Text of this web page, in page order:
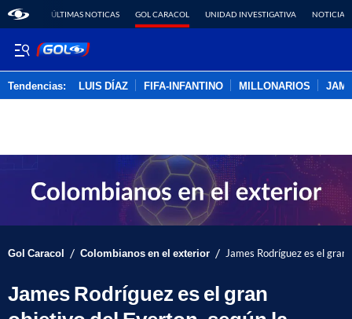
ÚLTIMAS NOTICAS GOL CARACOL UNIDAD INVESTIGATIVA NOTICIAS
Tendencias: LUIS DÍAZ FIFA-INFANTINO MILLONARIOS
Gol Caracol / Colombianos en el exterior / James Rodríguez es el
James Rodríguez es el gran